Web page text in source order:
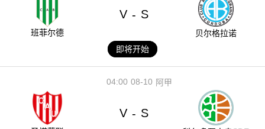
班菲尔德
V - S
贝尔格拉诺
即将开始
08-10
04:00 阿甲
V - S